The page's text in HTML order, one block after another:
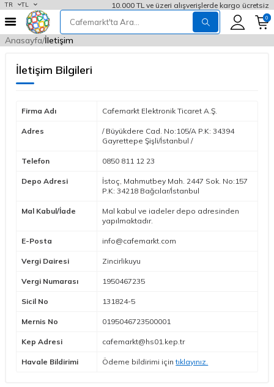
TR TL 10.000 TL ve üzeri alışverişlerde kargo ücretsiz
0
Anasayfa İletişim
İletişim Bilgileri
Firma Adı Cafemarkt Elektronik Ticaret A.Ş.
Adres
/ Büyükdere Cad. No:105/A P.K: 34394
Gayrettepe Şişli/İstanbul /
Telefon 0850 811 12 23
Depo Adresi
İstoç, Mahmutbey Mah. 2447 Sok. No:157
P.K: 34218 Bağcılar/İstanbul
Mal Kabul/İade
Mal kabul ve iadeler depo adresinden
yapılmaktadır.
E-Posta info@cafemarkt.com
Vergi Dairesi Zincirlikuyu
Vergi Numarası 1950467235
Sicil No 131824-5
Mernis No 0195046723500001
Kep Adresi cafemarkt@hs01.kep.tr
Havale Bildirimi Ödeme bildirimi içintıklayınız.